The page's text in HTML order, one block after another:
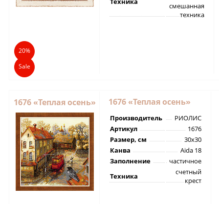
20%
Sale
смешанная
техника
1676 «Теплая осень» 1676 «Теплая осень»
Производитель
РИОЛИС
Артикул
1676
Размер, см
30х30
Канва
Aida 18
Заполнение
частичное
Техника
счетный
крест